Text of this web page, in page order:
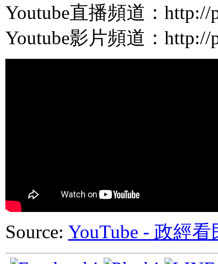
Youtube直播頻道：http://
Youtube影片頻道：http://
Source: YouTube - 政經